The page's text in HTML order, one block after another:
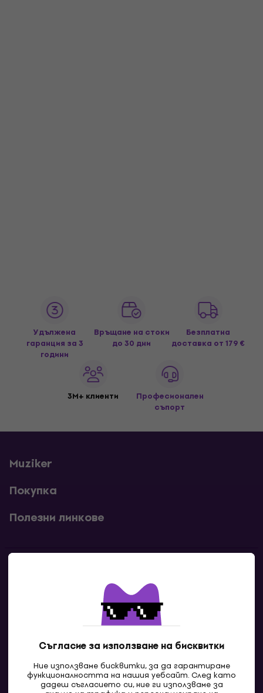
Съгласие за използване на бисквитки
Ние използваме бисквитки, за да гарантираме
функционалността на нашия уебсайт. След като
дадеш съгласието си, ние ги използваме за
Удължена
гаранция за 3
години
Връщане на стоки
до 30 дни
Безплатна
доставка от 179 €
3M+ клиенти
Професионален
съпорт
Muziker
Покупка
Полезни линкове
Свържи се с нас